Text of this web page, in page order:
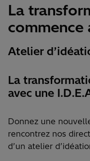
La
commence
Atelier
La
avec une
Donnez une
rencontrez nos
d’un atelier